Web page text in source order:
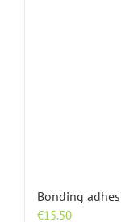
Bonding
€15.50